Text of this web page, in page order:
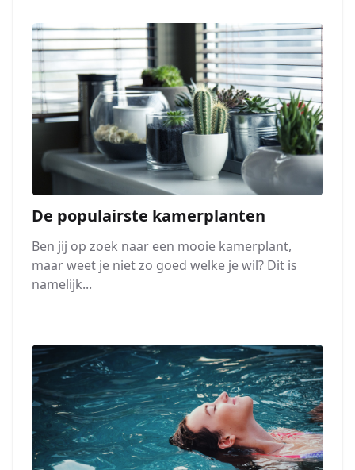
De populairste kamerplanten
Ben jij op zoek naar een mooie kamerplant,
maar weet je niet zo goed welke je wil? Dit is
namelijk...